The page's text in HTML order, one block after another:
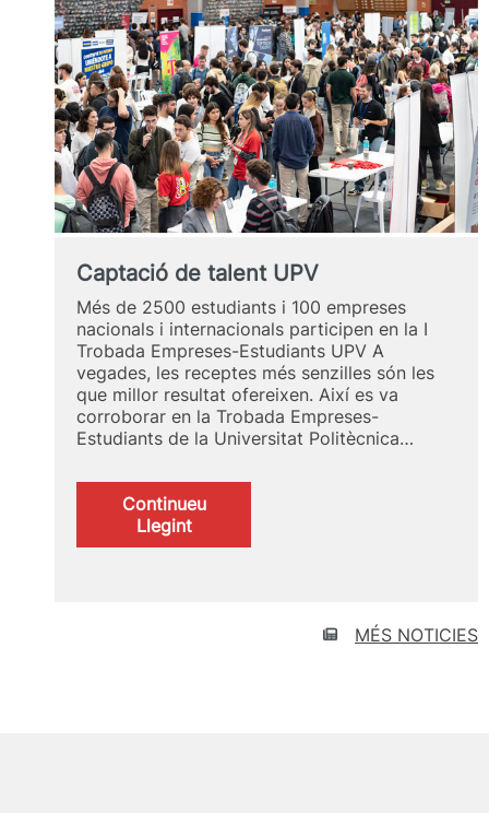
Captació de talent UPV
Més de 2500 estudiants i 100 empreses
nacionals i internacionals participen en la I
Trobada Empreses-Estudiants UPV A
vegades, les receptes més senzilles són les
que millor resultat ofereixen. Així es va
corroborar en la Trobada Empreses-
Estudiants de la Universitat Politècnica…
Continueu
Llegint:
Captació
MÉS NOTICIES